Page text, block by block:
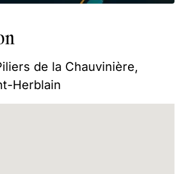
de la Chauvinière,
Herblain